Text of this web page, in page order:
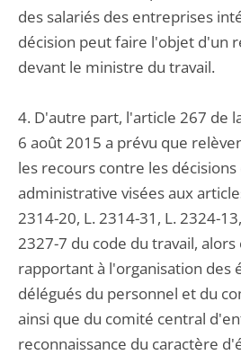
des salariés des entreprises
décision peut faire l'objet d'un
devant le ministre du travail.
4. D'autre part, l'article 267 de
6 août 2015 a prévu que
les recours contre les
administrative visées aux
2314-20, L. 2314-31, L. 2324-
2327-7 du code du travail, alors
rapportant à l'organisation des
délégués du personnel et du
ainsi que du comité central
reconnaissance du caractère